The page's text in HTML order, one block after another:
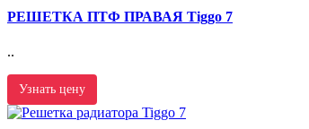
РЕШЕТКА ПТФ ПРАВАЯ Tiggo 7
..
Узнать цену